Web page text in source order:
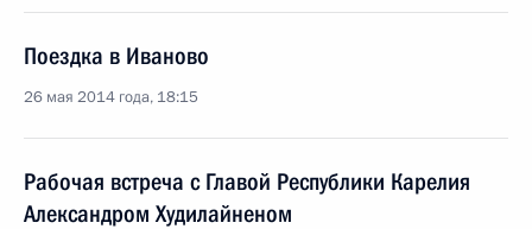
Поездка в Иваново
26 мая 2014 года, 18:15
Рабочая встреча с Главой Республики Карелия
Александром Худилайненом